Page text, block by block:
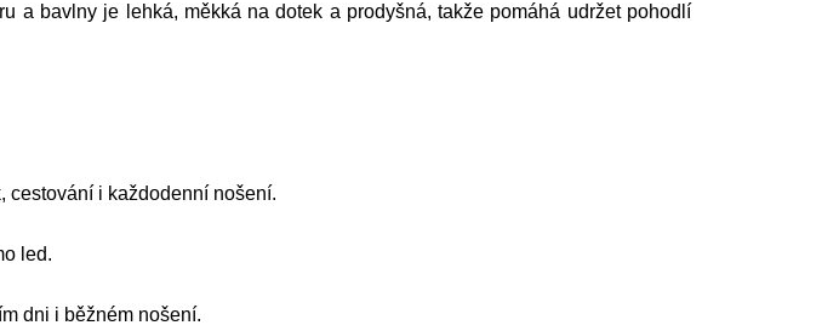
a bavlny je lehká, měkká na dotek a prodyšná, takže pomáhá udržet pohodlí
cestování i každodenní nošení.
led.
dni i běžném nošení.